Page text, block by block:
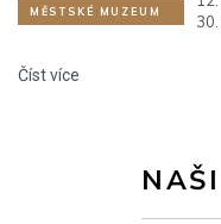
MĚSTSKÉ MUZEUM
Číst více